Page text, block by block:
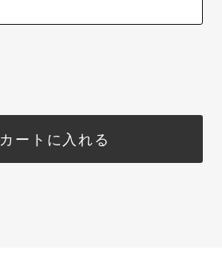
カートに入れる